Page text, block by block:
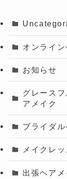
オンライ
お知らせ
グレース
アメイク
ブライダ
メイクレ
出張ヘアメ